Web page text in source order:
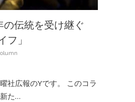
の伝統を受け継ぐ
フ」
社広報のYです。 このコラ
た…